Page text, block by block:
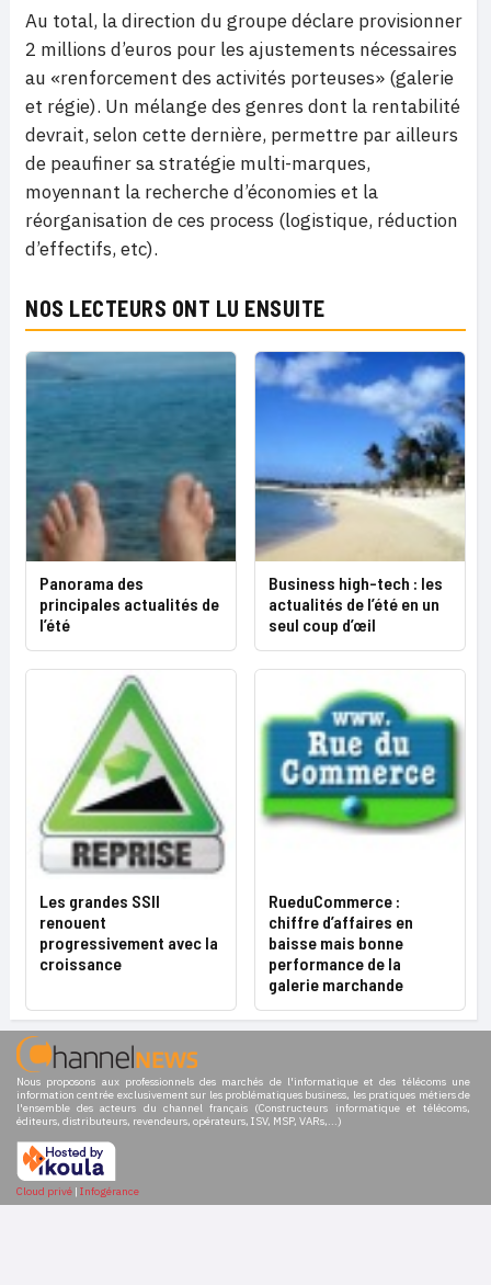
Au total, la direction du groupe déclare provisionner
2 millions d’euros pour les ajustements nécessaires
au «renforcement des activités porteuses» (galerie
et régie). Un mélange des genres dont la rentabilité
devrait, selon cette dernière, permettre par ailleurs
de peaufiner sa stratégie multi-marques,
moyennant la recherche d’économies et la
réorganisation de ces process (logistique, réduction
d’effectifs, etc).
NOS LECTEURS ONT LU ENSUITE
Panorama des
principales actualités de
l’été
Business high-tech : les
actualités de l’été en un
seul coup d’œil
Les grandes SSII
renouent
progressivement avec la
croissance
RueduCommerce :
chiffre d’affaires en
baisse mais bonne
performance de la
galerie marchande
Nous proposons aux professionnels des marchés de l'informatique et des télécoms une
information centrée exclusivement sur les problématiques business, les pratiques métiers de
l'ensemble des acteurs du channel français (Constructeurs informatique et télécoms,
éditeurs, distributeurs, revendeurs, opérateurs, ISV, MSP, VARs,...)
Cloud privé | Infogérance